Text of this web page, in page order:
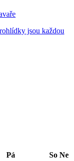
jsou každou
Pá So Ne